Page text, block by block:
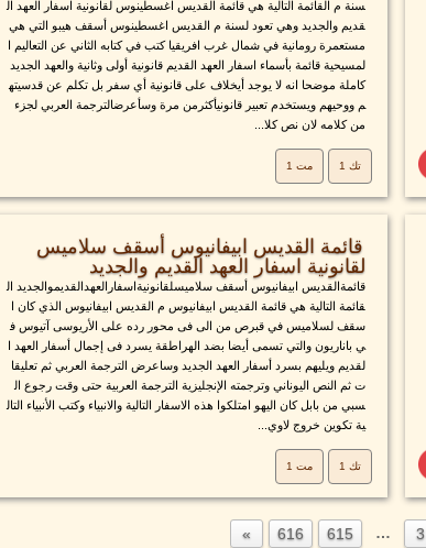
سنة م القائمة التالية هي قائمة القديس اغسطينوس لقانونية اسفار العهد ال
قديم والجديد وهي تعود لسنة م القديس اغسطينوس أسقف هيبو التي هي
مستعمرة رومانية في شمال غرب افريقيا كتب في كتابه الثاني عن التعاليم ا
لمسيحية قائمة بأسماء اسفار العهد القديم قانونية أولى وثانية والعهد الجديد
كاملة موضحا انه لا يوجد أيخلاف على قانونية أي سفر بل تكلم عن قدسيته
م ووحيهم ويستخدم تعبير قانونيأكثرمن مرة وسأعرضالترجمة العربي لجزء
من كلامه لان نص كلا...
تك 1 مت 1
قائمة القديس ابيفانيوس أسقف سلاميس
لقانونية اسفار العهد القديم والجديد
قائمةالقديس ابيفانيوس أسقف سلاميسلقانونيةاسفارالعهدالقديموالجديد ال
قائمة التالية هي قائمة القديس ابيفانيوس م القديس ابيفانيوس الذي كان ا
سقف لسلاميس في قبرص من الى فى محور رده على الأريوسى آتيوس ف
ي باناريون والتي تسمى أيضا بضد الهراطقة يسرد فى إجمال أسفار العهد ا
لقديم ويليهم بسرد أسفار العهد الجديد وساعرض الترجمة العربي ثم تعليقا
ت ثم النص اليوناني وترجمته الإنجليزية الترجمة العربية حتى وقت رجوع ال
سبي من بابل كان اليهو امتلكوا هذه الاسفار التالية والانبياء وكتب الأنبياء التال
ية تكوين خروج لاوي...
تك 1 مت 1
3
…
615
616